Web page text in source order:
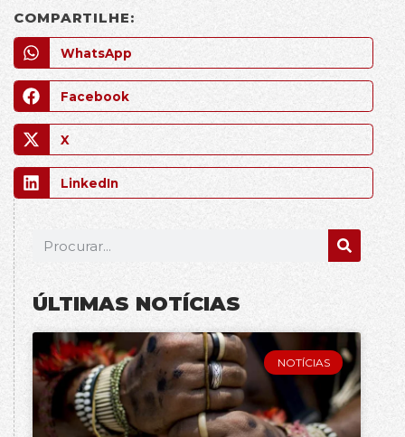
COMPARTILHE:
WhatsApp
Facebook
X
LinkedIn
ÚLTIMAS NOTÍCIAS
NOTÍCIAS